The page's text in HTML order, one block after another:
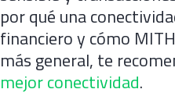
por qué una
financiero y cómo
más general, te
mejor conectividad.